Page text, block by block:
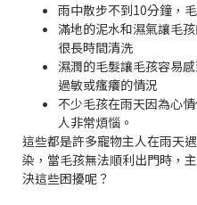
雨中散步不到10分鐘，
滿地的泥水和濕氣讓毛
很長時間清洗
濕潤的毛髮讓毛孩容易
過敏或瘙癢的情況
不少毛孩在雨天因為心
人非常煩惱。
這些都是許多寵物主人在雨天
染，當毛孩無法順利出門時，
決這些困擾呢？